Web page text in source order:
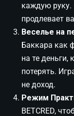
каждую руку.
продлевает
Веселье на
Баккара как
на те деньги,
потерять.
не доход.
Режим
BETCRED,